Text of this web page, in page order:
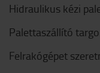
Hidraulikus kézi
Palettaszállító
Felrakógépet